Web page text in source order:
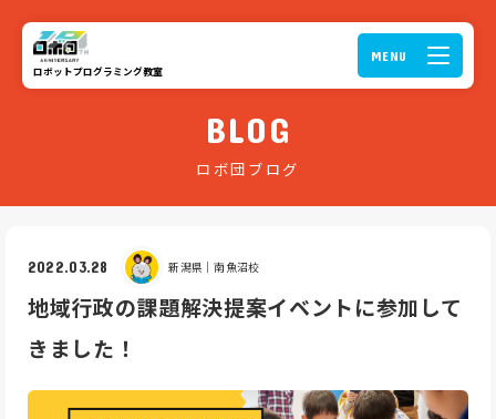
ロボットプログラミング教室
BLOG
ロボ団ブログ
2022.03.28 新潟県｜南魚沼校
地域行政の課題解決提案イベントに参加して
きました！